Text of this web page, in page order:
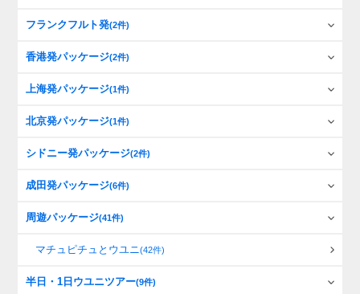
フランクフルト発(2件)
香港発パッケージ(2件)
上海発パッケージ(1件)
北京発パッケージ(1件)
シドニー発パッケージ(2件)
成田発パッケージ(6件)
周遊パッケージ(41件)
マチュピチュとウユニ(42件)
半日・1日ウユニツアー(9件)